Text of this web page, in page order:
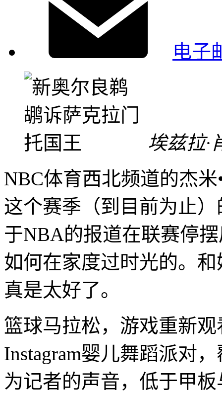
电子
埃兹拉·
NBC体育西北频道的杰
这个赛季（到目前为止
于NBA的报道在联赛停
如何在家度过时光的。
真是太好了。
篮球马拉松，游戏重新
Instagram婴儿舞蹈派对
为记者的声音，低于甲